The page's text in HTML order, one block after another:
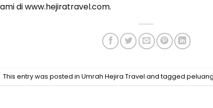
diwww.hejiratravel.com.
This entry was posted in Umrah Hejira Travel and tagged